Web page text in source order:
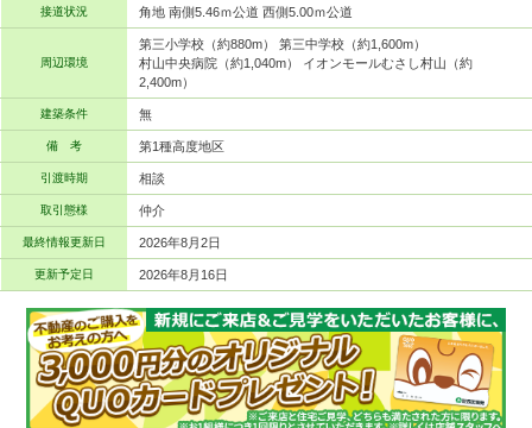
接道状況 角地 南側5.46ｍ公道 西側5.00ｍ公道
周辺環境
第三小学校（約880m） 第三中学校（約1,600m）
村山中央病院（約1,040m） イオンモールむさし村山（約
2,400m）
建築条件 無
備 考 第1種高度地区
引渡時期 相談
取引態様 仲介
最終情報更新日 2026年8月2日
更新予定日 2026年8月16日